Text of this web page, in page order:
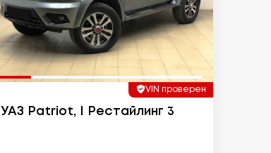
VIN проверен
УАЗ Patriot, I Рестайлинг 3